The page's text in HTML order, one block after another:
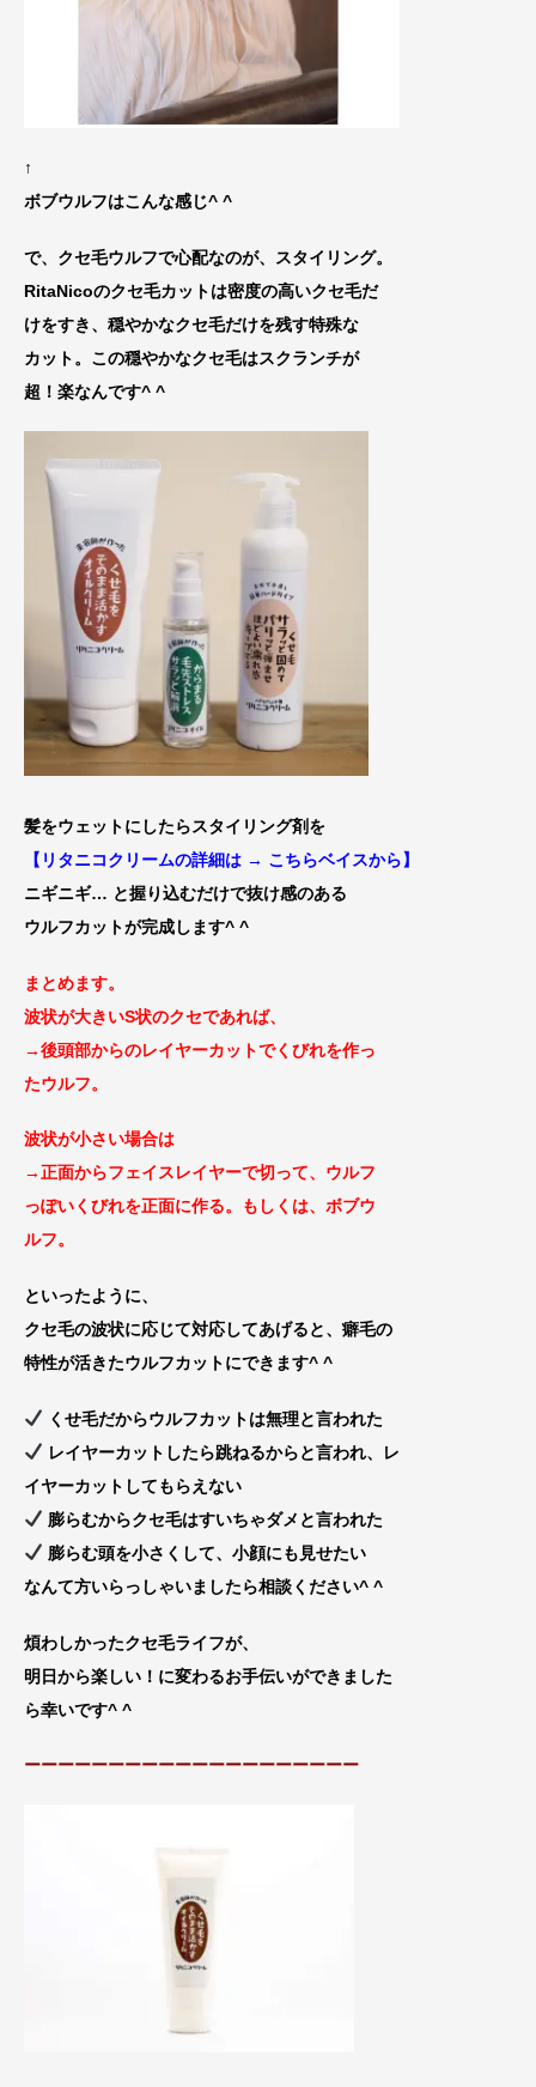
↑
ボブウルフはこんな感じ^ ^
で、クセ毛ウルフで心配なのが、スタイリング。
RitaNicoのクセ毛カットは密度の高いクセ毛だ
けをすき、穏やかなクセ毛だけを残す特殊な
カット。この穏やかなクセ毛はスクランチが
超！楽なんです^ ^
髪をウェットにしたらスタイリング剤を
【リタニコクリームの詳細は → こちらベイスから】
ニギニギ… と握り込むだけで抜け感のある
ウルフカットが完成します^ ^
まとめます。
波状が大きいS状のクセであれば、
→後頭部からのレイヤーカットでくびれを作っ
たウルフ。
波状が小さい場合は
→正面からフェイスレイヤーで切って、ウルフ
っぽいくびれを正面に作る。もしくは、ボブウ
ルフ。
といったように、
クセ毛の波状に応じて対応してあげると、癖毛の
特性が活きたウルフカットにできます^ ^
くせ毛だからウルフカットは無理と言われた
レイヤーカットしたら跳ねるからと言われ、レ
イヤーカットしてもらえない
膨らむからクセ毛はすいちゃダメと言われた
膨らむ頭を小さくして、小顔にも見せたい
なんて方いらっしゃいましたら相談ください^ ^
煩わしかったクセ毛ライフが、
明日から楽しい！に変わるお手伝いができました
ら幸いです^ ^
ーーーーーーーーーーーーーーーーーーーー